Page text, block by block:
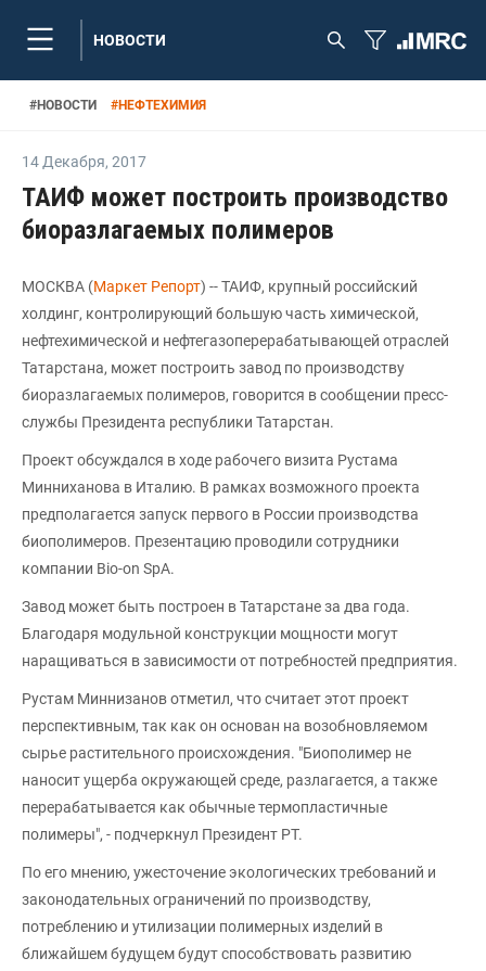
НОВОСТИ
#НОВОСТИ #НЕФТЕХИМИЯ
14 Декабря, 2017
ТАИФ может построить производство
биоразлагаемых полимеров
МОСКВА (Маркет Репорт) -- ТАИФ, крупный российский
холдинг, контролирующий большую часть химической,
нефтехимической и нефтегазоперерабатывающей отраслей
Татарстана, может построить завод по производству
биоразлагаемых полимеров, говорится в сообщении пресс-
службы Президента республики Татарстан.
Проект обсуждался в ходе рабочего визита Рустама
Минниханова в Италию. В рамках возможного проекта
предполагается запуск первого в России производства
биополимеров. Презентацию проводили сотрудники
компании Bio-on SpA.
Завод может быть построен в Татарстане за два года.
Благодаря модульной конструкции мощности могут
наращиваться в зависимости от потребностей предприятия.
Рустам Миннизанов отметил, что считает этот проект
перспективным, так как он основан на возобновляемом
сырье растительного происхождения. "Биополимер не
наносит ущерба окружающей среде, разлагается, а также
перерабатывается как обычные термопластичные
полимеры", - подчеркнул Президент РТ.
По его мнению, ужесточение экологических требований и
законодательных ограничений по производству,
потреблению и утилизации полимерных изделий в
ближайшем будущем будут способствовать развитию